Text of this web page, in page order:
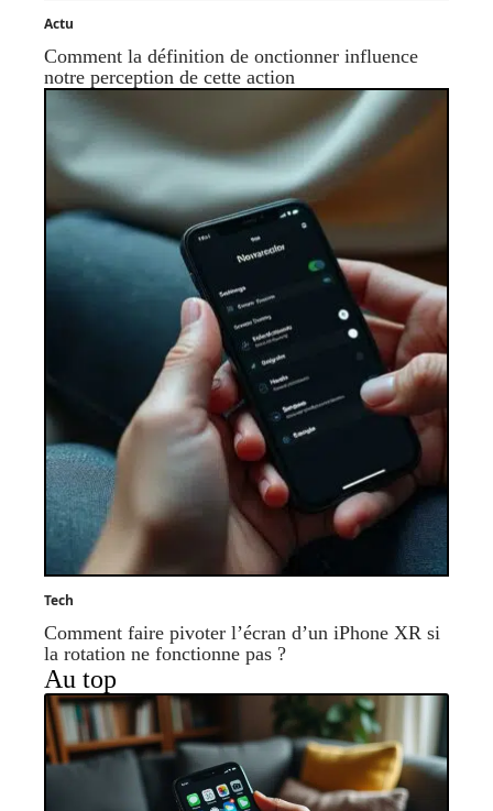
Actu
Comment la définition de onctionner influence
notre perception de cette action
Tech
Comment faire pivoter l’écran d’un iPhone XR si
la rotation ne fonctionne pas ?
Au top